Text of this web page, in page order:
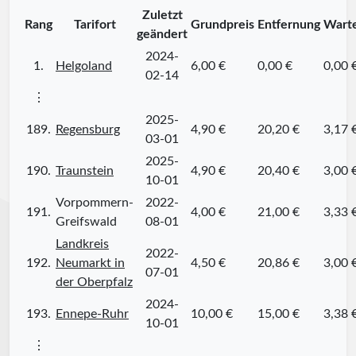
Rang Tarifort
Zuletzt
geändert
Grundpreis Entfernung
1. Helgoland
2024-
02-14
6,00 € 0,00 € 0,00
⋮
189. Regensburg
2025-
03-01
4,90 € 20,20 € 3,17
190. Traunstein
2025-
10-01
4,90 € 20,40 € 3,00
191.
Vorpommern-
Greifswald
2022-
08-01
4,00 € 21,00 € 3,33
192.
Landkreis
Neumarkt in
der Oberpfalz
2022-
07-01
4,50 € 20,86 € 3,00
193. Ennepe-Ruhr
2024-
10-01
10,00 € 15,00 € 3,38
⋮